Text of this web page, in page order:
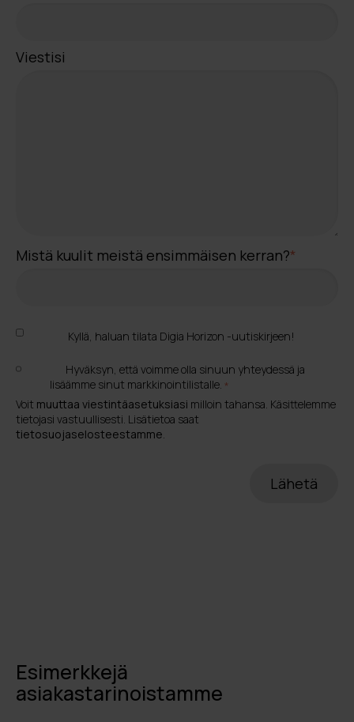
Viestisi
Mistä kuulit meistä ensimmäisen kerran?*
Kyllä, haluan tilata Digia Horizon -uutiskirjeen!
Hyväksyn, että voimme olla sinuun yhteydessä ja
lisäämme sinut markkinointilistalle. *
Voit muuttaa viestintäasetuksiasi milloin tahansa. Käsittelemme
tietojasi vastuullisesti. Lisätietoa saat
tietosuojaselosteestamme
Esimerkkejä
asiakastarinoistamme